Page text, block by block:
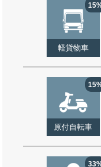
軽貨物車
原付自転車